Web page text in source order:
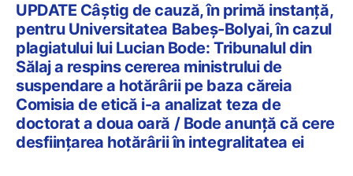
UPDATE Câștig de cauză, în primă instanță,
pentru Universitatea Babeș-Bolyai, în cazul
plagiatului lui Lucian Bode: Tribunalul din
Sălaj a respins cererea ministrului de
suspendare a hotărârii pe baza căreia
Comisia de etică i-a analizat teza de
doctorat a doua oară / Bode anunță că cere
desființarea hotărârii în integralitatea ei